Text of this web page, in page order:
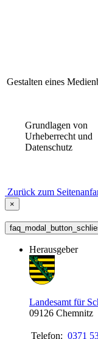
Gestalten eines
Grundlagen von
Urheberrecht und
Datenschutz
Zurück zum
×
Herausgeber
Landesamt für
09126 Chemnitz
Telefon: 0371